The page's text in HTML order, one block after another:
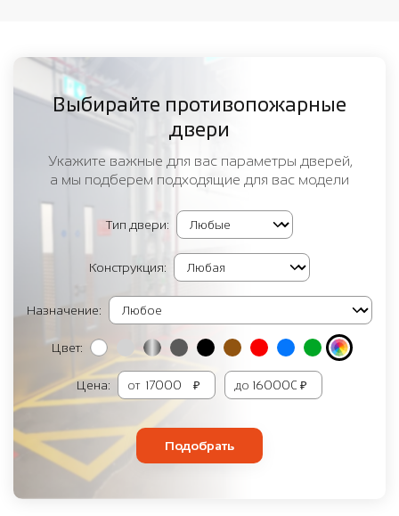
Выбирайте противопожарные
двери
Укажите важные для вас параметры дверей,
а мы подберем подходящие для вас модели
Тип двери:
Конструкция:
Назначение:
Цвет:
Цена: от ₽ до ₽
Подобрать